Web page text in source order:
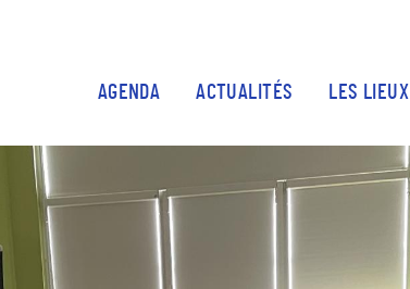
AGENDA ACTUALITÉS LES LIEUX